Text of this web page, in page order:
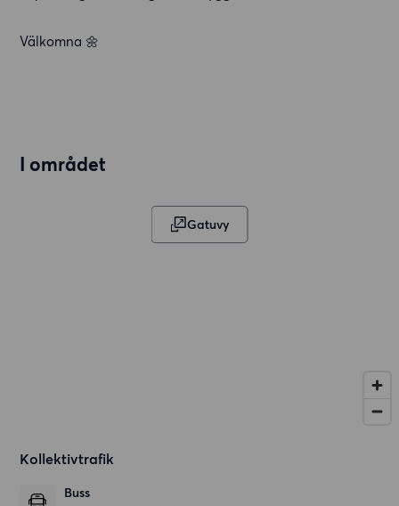
Välkomna 🌼
I området
Gatuvy
Kollektivtrafik
Buss